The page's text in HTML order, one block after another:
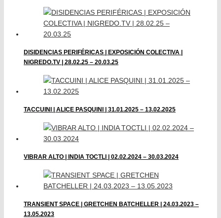
DISIDENCIAS PERIFÉRICAS | EXPOSICIÓN COLECTIVA |
NIGREDO.TV | 28.02.25 – 20.03.25
TACCUINI | ALICE PASQUINI | 31.01.2025 – 13.02.2025
VIBRAR ALTO | INDIA TOCTLI | 02.02.2024 – 30.03.2024
TRANSIENT SPACE | GRETCHEN BATCHELLER | 24.03.2023 –
13.05.2023